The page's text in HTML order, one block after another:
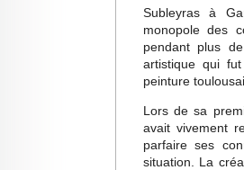
Subleyras à
monopole des
pendant plus
artistique qui
peinture
Lors de sa
avait vivement
parfaire ses
situation. La